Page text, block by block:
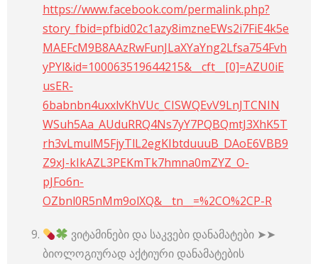
https://www.facebook.com/permalink.php?
story_fbid=pfbid02c1azy8imzneEWs2i7FiE4k5e
MAEFcM9B8AAzRwFunJLaXYaYng2Lfsa754Fvh
yPYl&id=100063519644215&__cft__[0]=AZU0iE
usER-
6babnbn4uxxlvKhVUc_CISWQEvV9LnJTCNIN
WSuh5Aa_AUduRRQ4Ns7yY7PQBQmtJ3XhK5T
rh3vLmulM5FjyTlL2egKIbtduuuB_DAoE6VBB9
Z9xJ-kIkAZL3PEKmTk7hmna0mZYZ_O-
pJFo6n-
OZbnl0R5nMm9olXQ&__tn__=%2CO%2CP-R
ვიტამინები და საკვები დანამატები ➤➤
ბიოლოგიურად აქტიური დანამატების